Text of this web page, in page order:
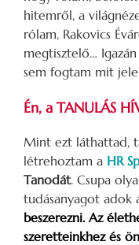
hitemről, a
rólam, Rakovics
megtisztelő…
sem fogtam mit
Én, a TANULÁS
Mint ezt láthattad,
létrehoztam a HR
Tanodát. Csupa
tudásanyagot adok
beszerezni. Az
szeretteinkhez és